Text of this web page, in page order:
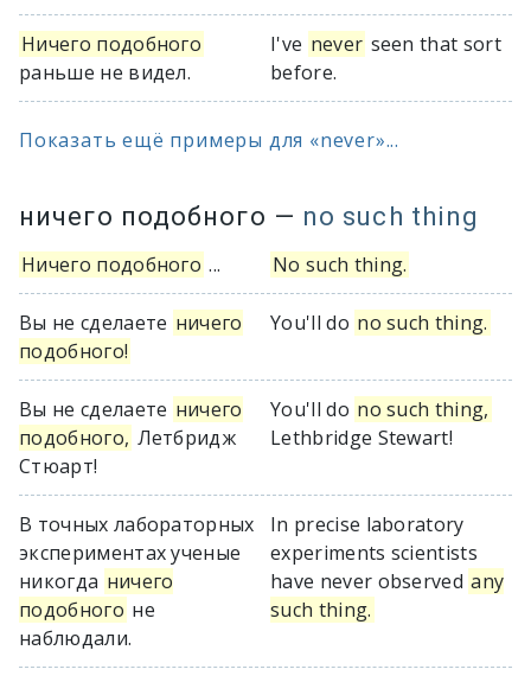
Ничего подобного
раньше не видел.
I've never seen that sort
before.
Показать ещё примеры для «never»...
ничего подобного — no such thing
Ничего подобного ... No such thing.
Вы не сделаете ничего
подобного!
You'll do no such thing.
Вы не сделаете ничего
подобного, Летбридж
Стюарт!
You'll do no such thing,
Lethbridge Stewart!
В точных лабораторных
экспериментах ученые
никогда ничего
подобного не
наблюдали.
In precise laboratory
experiments scientists
have never observed any
such thing.